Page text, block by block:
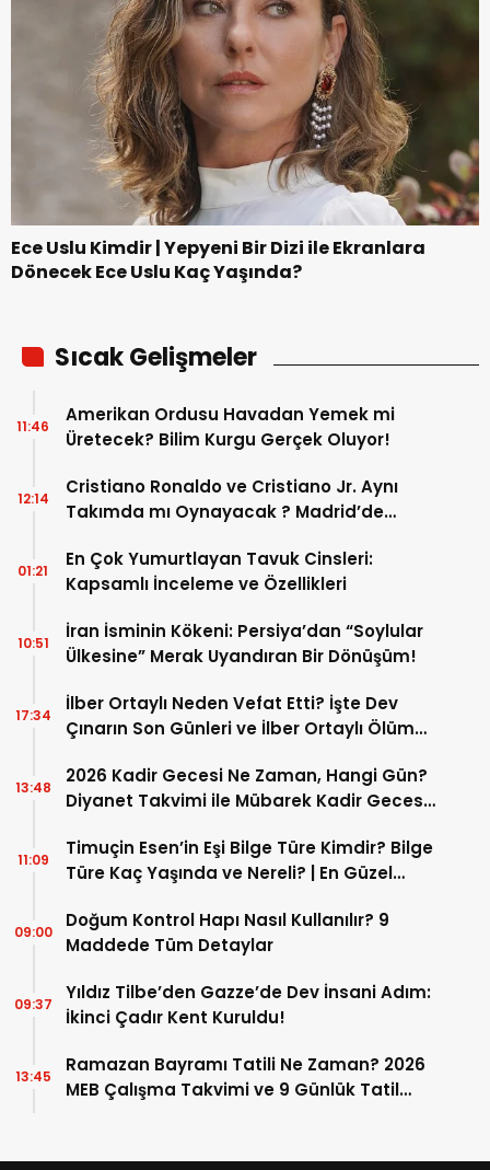
Ece Uslu Kimdir | Yepyeni Bir Dizi ile Ekranlara
Dönecek Ece Uslu Kaç Yaşında?
Sıcak Gelişmeler
Amerikan Ordusu Havadan Yemek mi
Üretecek? Bilim Kurgu Gerçek Oluyor!
11:46
Cristiano Ronaldo ve Cristiano Jr. Aynı
Takımda mı Oynayacak ? Madrid’de
12:14
En Çok Yumurtlayan Tavuk Cinsleri:
Kapsamlı İnceleme ve Özellikleri
01:21
İran İsminin Kökeni: Persiya’dan “Soylular
Ülkesine” Merak Uyandıran Bir Dönüşüm!
10:51
İlber Ortaylı Neden Vefat Etti? İşte Dev
Çınarın Son Günleri ve İlber Ortaylı Ölüm
17:34
2026 Kadir Gecesi Ne Zaman, Hangi Gün?
Diyanet Takvimi ile Mübarek Kadir Gecesi
13:48
Timuçin Esen’in Eşi Bilge Türe Kimdir? Bilge
Türe Kaç Yaşında ve Nereli? | En Güzel
11:09
Doğum Kontrol Hapı Nasıl Kullanılır? 9
Maddede Tüm Detaylar
09:00
Yıldız Tilbe’den Gazze’de Dev İnsani Adım:
İkinci Çadır Kent Kuruldu!
09:37
Ramazan Bayramı Tatili Ne Zaman? 2026
MEB Çalışma Takvimi ve 9 Günlük Tatil
13:45